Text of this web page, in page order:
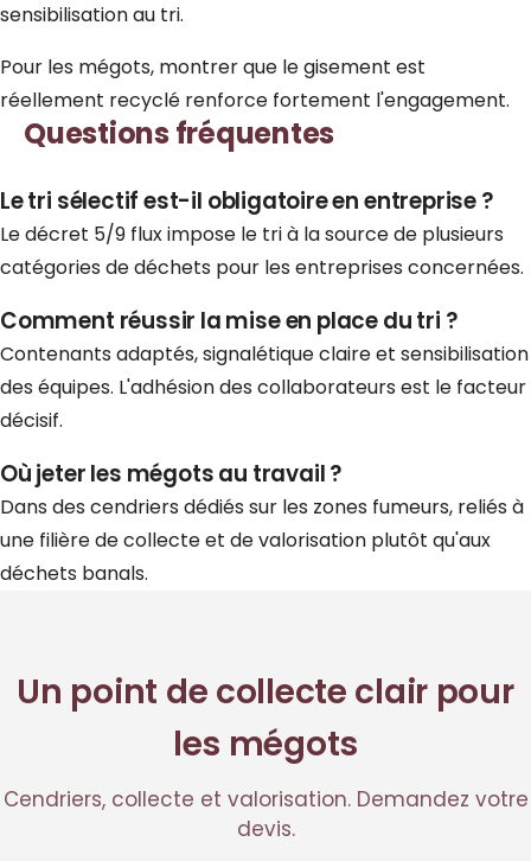
sensibilisation au tri.
Pour les mégots, montrer que le gisement est
réellement recyclé renforce fortement l'engagement.
Questions fréquentes
Le tri sélectif est-il obligatoire en entreprise ?
Le décret 5/9 flux impose le tri à la source de plusieurs
catégories de déchets pour les entreprises concernées.
Comment réussir la mise en place du tri ?
Contenants adaptés, signalétique claire et sensibilisation
des équipes. L'adhésion des collaborateurs est le facteur
décisif.
Où jeter les mégots au travail ?
Dans des cendriers dédiés sur les zones fumeurs, reliés à
une filière de collecte et de valorisation plutôt qu'aux
déchets banals.
Un point de collecte clair pour
les mégots
Cendriers, collecte et valorisation. Demandez votre
devis.